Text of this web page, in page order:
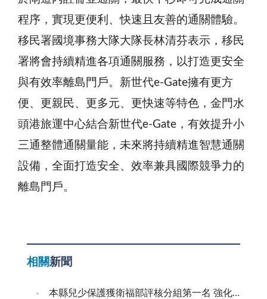
程序，實現更便利、快速且友善的通關體驗。
移民署國境事務大隊大隊長林清芬表示，移民
署將會持續精進各項通關服務，以打造更安全
與有效率離島門戶。新世代e-Gate擁有更方
便、更親民、更多元、更快速等特色，金門水
頭港旅運中心結合新世代e-Gate，有效提升小
三通整體通關量能，未來將持續精進智慧通關
設備，全面打造安全、效率兼具國際競爭力的
離島門戶。
相關新聞
本縣兒少保護獲衛福部評核分組第一名 強化預防與跨域合作 建構兒少安全成長環境